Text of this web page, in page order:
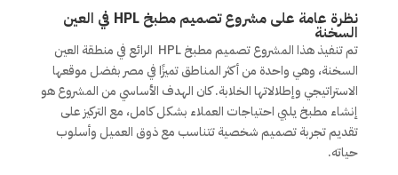
نظرة عامة على مشروع تصميم مطبخ HPL في العين
السخنة
تم تنفيذ هذا المشروع تصميم مطبخ HPL الرائع في منطقة العين
السخنة، وهي واحدة من أكثر المناطق تميزًا في مصر بفضل موقعها
الاستراتيجي وإطلالاتها الخلابة. كان الهدف الأساسي من المشروع هو
إنشاء مطبخ يلبي احتياجات العملاء بشكل كامل، مع التركيز على
تقديم تجربة تصميم شخصية تتناسب مع ذوق العميل وأسلوب
حياته.